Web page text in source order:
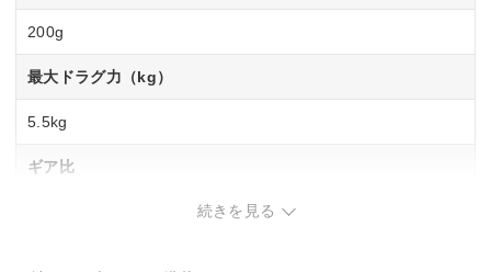
200g
最大ドラグ力（kg）
5.5kg
ギア比
続きを見る